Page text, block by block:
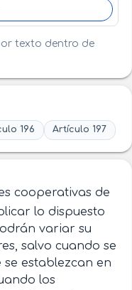
texto dentro de
196 Artículo 197
cooperativas de
lo dispuesto
variar su
salvo cuando se
se establezcan en
los